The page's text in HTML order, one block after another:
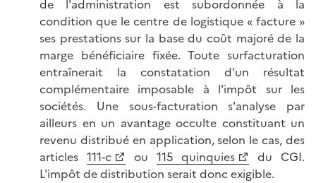
de l'administration est subordonnée à la
condition que le centre de logistique « facture »
ses prestations sur la base du coût majoré de la
marge bénéficiaire fixée. Toute surfacturation
entraînerait la constatation d'un résultat
complémentaire imposable à l'impôt sur les
sociétés. Une sous-facturation s'analyse par
ailleurs en un avantage occulte constituant un
revenu distribué en application, selon le cas, des
articles 111-c ou 115 quinquies
du CGI.
L'impôt de distribution serait donc exigible.